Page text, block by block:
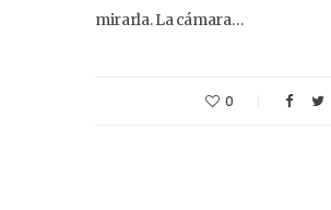
mirarla. La cámara…
0